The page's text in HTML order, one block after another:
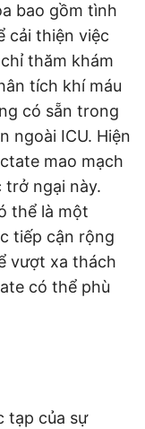
bao gồm tình
cải thiện việc
thăm khám
tích khí máu
có sẵn trong
ngoài ICU. Hiện
mao mạch
trở ngại này.
thể là một
tiếp cận rộng
vượt xa thách
có thể phù
tạp của sự